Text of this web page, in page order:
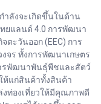
ำลังจะเกิดขึ้นในด้าน
ยแลนด์ 4.0 การพัฒนา
ตะวันออก (EEC) การ
จร ทั้งการพัฒนาเกษตร
รพัฒนาพันธุ์พืชและสัตว์
ห้แก่สินค้าทั้งสินค้า
ท่องเที่ยวให้มีคุณภาพดี